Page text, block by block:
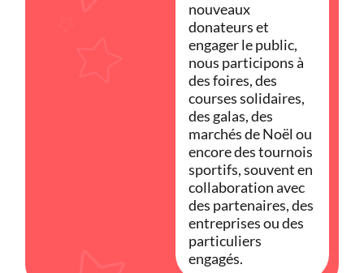
nouveaux
donateurs et
engager le public,
nous participons à
des foires, des
courses solidaires,
des galas, des
marchés de Noël ou
encore des tournois
sportifs, souvent en
collaboration avec
des partenaires, des
entreprises ou des
particuliers
engagés.